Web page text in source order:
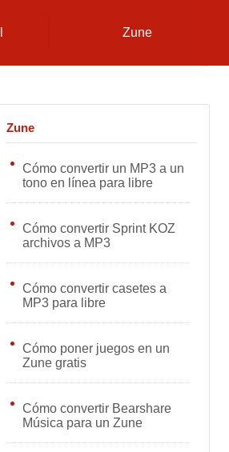
Zune
Zune
Cómo convertir un MP3 a un
tono en línea para libre
Cómo convertir Sprint KOZ
archivos a MP3
Cómo convertir casetes a
MP3 para libre
Cómo poner juegos en un
Zune gratis
Cómo convertir Bearshare
Música para un Zune